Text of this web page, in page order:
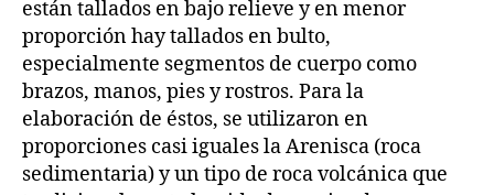
están tallados en bajo relieve y en menor
proporción hay tallados en bulto,
especialmente segmentos de cuerpo como
brazos, manos, pies y rostros. Para la
elaboración de éstos, se utilizaron en
proporciones casi iguales la Arenisca (roca
sedimentaria) y un tipo de roca volcánica que